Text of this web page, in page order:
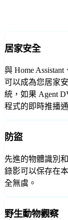
居家安全
與 Home
可以成為您居家
統，如果 Agent
程式的即時推播
防盜
先進的物體識別
錄影可以保存在
全無虞。
野生動物觀察